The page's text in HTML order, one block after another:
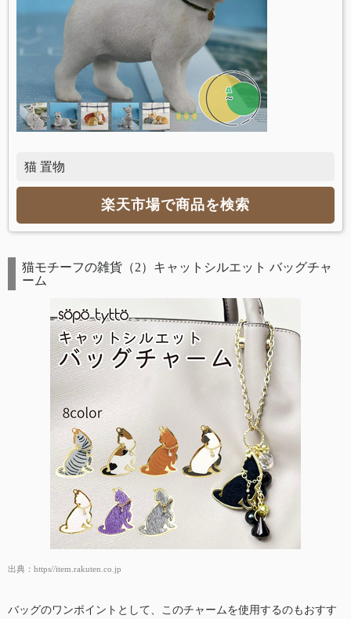
猫 置物
楽天市場で商品を検索
猫モチーフの雑貨（2）キャットシルエット バッグチャ
ーム
出典： https//item.rakuten.co.jp
バッグのワンポイントとして、このチャームを使用するのもおすす